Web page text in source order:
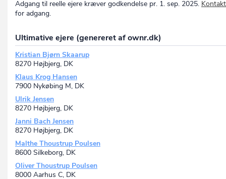
Adgang til reelle ejere kræver godkendelse pr. 1. sep. 2025.
for adgang.
Ultimative ejere (genereret af ownr.dk)
Kristian Bjørn Skaarup
8270 Højbjerg, DK
Klaus Krog Hansen
7900 Nykøbing M, DK
Ulrik Jensen
8270 Højbjerg, DK
Janni Bach Jensen
8270 Højbjerg, DK
Malthe Thoustrup Poulsen
8600 Silkeborg, DK
Oliver Thoustrup Poulsen
8000 Aarhus C, DK